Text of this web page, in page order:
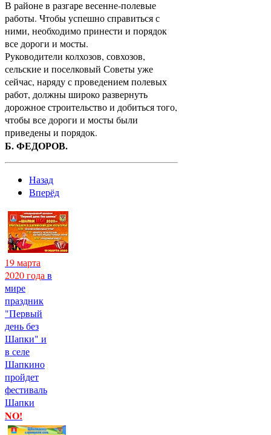
В районе в разгаре весенне-полевые
работы. Чтобы успешно справиться с
ними, необходимо принести и порядок
все дороги и мосты.
Руководители колхозов, совхозов,
сельские и поселковый Советы уже
сейчас, наряду с проведением полевых
работ, должны широко развернуть
дорожное строительство и добиться того,
чтобы все дороги и мосты были
приведены и порядок.
Б. ФЕДОРОВ.
Назад
Вперёд
19 марта
2020 года в
мире
праздник
"Первый
день без
Шапки" и
в селе
Шапкино
пройдет
фестиваль
Шапки
NO!